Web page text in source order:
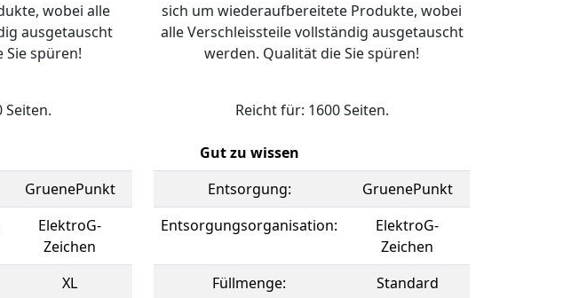
wobei alle
ausgetauscht
spüren!
Seiten.
GruenePunkt
ElektroG-
Zeichen
XL
sich um wiederaufbereitete Produkte, wobei
alle Verschleissteile vollständig ausgetauscht
werden. Qualität die Sie spüren!
Reicht für: 1600 Seiten.
Gut zu wissen
Entsorgung:
GruenePunkt
Entsorgungsorganisation:
ElektroG-
Zeichen
Füllmenge:
Standard